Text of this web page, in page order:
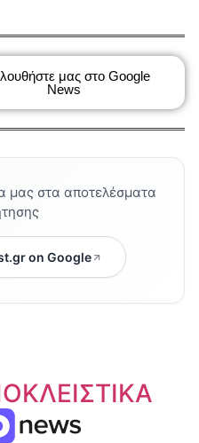
μας στο Google
News
μας στα αποτελέσματα
on Google